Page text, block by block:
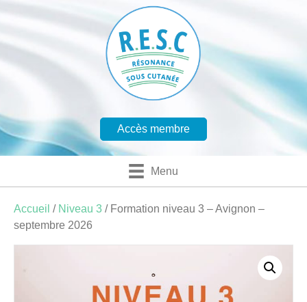
Accès membre
Menu
Accueil / Niveau 3 / Formation niveau 3 – Avignon –
septembre 2026